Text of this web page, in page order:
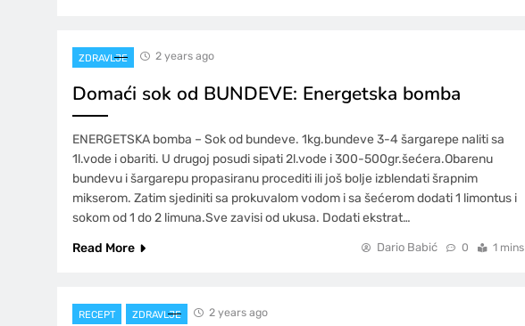
ZDRAVLJE 2 years ago
Domaći sok od BUNDEVE: Energetska bomba
ENERGETSKA bomba – Sok od bundeve. 1kg.bundeve 3-4 šargarepe naliti sa
1l.vode i obariti. U drugoj posudi sipati 2l.vode i 300-500gr.šećera.Obarenu
bundevu i šargarepu propasiranu procediti ili još bolje izblendati šrapnim
mikserom. Zatim sjediniti sa prokuvalom vodom i sa šećerom dodati 1 limontus i
sokom od 1 do 2 limuna.Sve zavisi od ukusa. Dodati ekstrat…
Read More
Dario Babić 0 1 mins
RECEPT ZDRAVLJE 2 years ago